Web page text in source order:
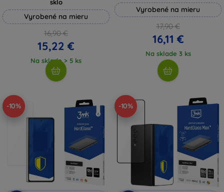
sklo
Vyrobené na mieru
16,90 €
15,22 €
Na sklade > 5 ks
Vyrobené na mieru
17,90 €
16,11 €
Na sklade 3 ks
-10% -10%